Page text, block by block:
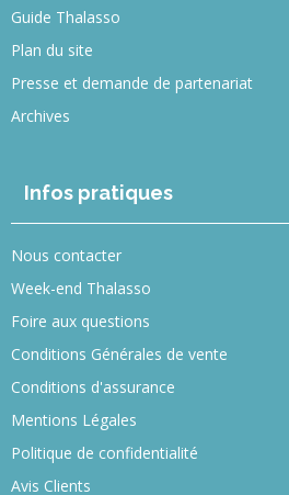
Guide Thalasso
Plan du site
Presse et demande de partenariat
Archives
Infos pratiques
Nous contacter
Week-end Thalasso
Foire aux questions
Conditions Générales de vente
Conditions d'assurance
Mentions Légales
Politique de confidentialité
Avis Clients